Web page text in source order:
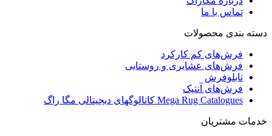
تماس با ما
دسته بندی محصولات
فرش‌های کم کارکرد
فرش‌های عشایری و روستایی
تابلوفرش
فرش‌های آنتیک
Mega Rug Catalogues کاتالوگهای دیجیتالی مگا راگ
خدمات مشتریان